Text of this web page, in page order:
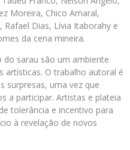
Moreira, Chico Amaral,
Rafael Dias, Lívia Itaborahy e
da cena mineira.
do sarau são um ambiente
artísticas. O trabalho autoral é
surpresas, uma vez que
a participar. Artistas e plateia
tolerância e incentivo para
à revelação de novos